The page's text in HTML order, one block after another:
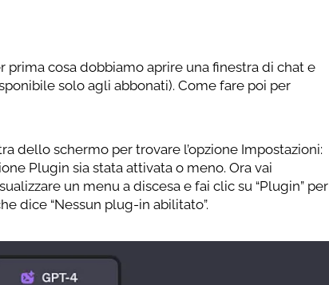
prima cosa dobbiamo aprire una finestra di chat e
solo agli abbonati). Come fare poi per
dello schermo per trovare l’opzione Impostazioni:
Plugin sia stata attivata o meno. Ora vai
un menu a discesa e fai clic su “Plugin” per
dice “Nessun plug-in abilitato”.